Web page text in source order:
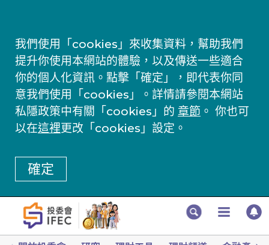
我們使用「cookies」來收集資料，幫助我們
提升你使用本網站的體驗，以及傳送一些適合
你的個人化資訊。點擊「確定」，即代表你同
意我們使用「cookies」。詳情請參閱本網站
私隱政策中有關「cookies」的 章節 。 你也可
以在這裡更改「cookies」設定。
確定